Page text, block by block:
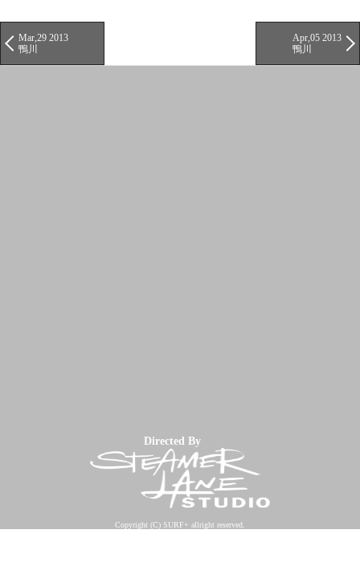
Mar,29 2013
鴨川
Apr,05 2013
鴨川
Directed By
Copyright (C) SURF+ allright reserved.